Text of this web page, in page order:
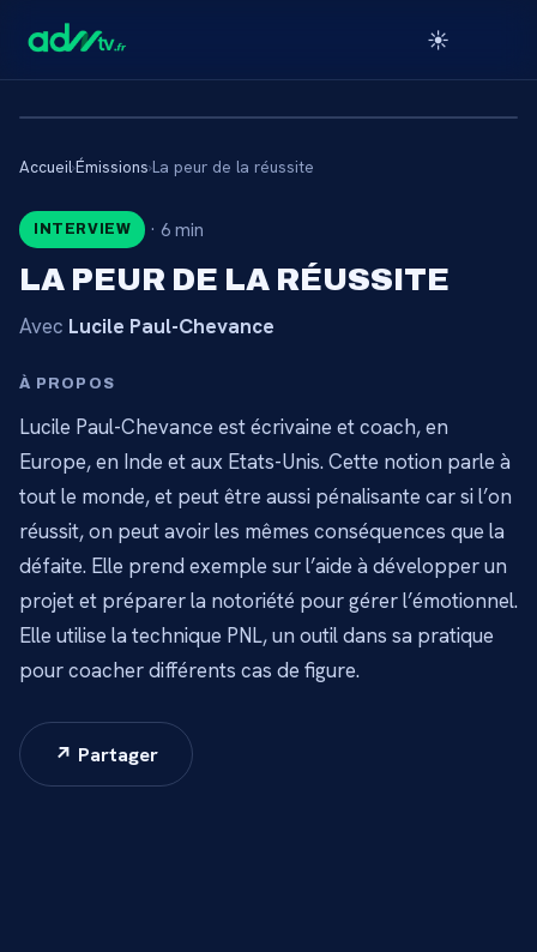
☀️
CONTENU RÉSERVÉ AUX
ABONNÉS
Connectez-vous via votre lien membre, ou
Débloquer l'accès →
Accueil›Émissions›La peur de la réussite
INTERVIEW ·6 min
LA PEUR DE LA RÉUSSITE
Avec Lucile Paul-Chevance
À PROPOS
Lucile Paul-Chevance est écrivaine et coach, en
Europe, en Inde et aux Etats-Unis. Cette notion parle à
tout le monde, et peut être aussi pénalisante car si l’on
réussit, on peut avoir les mêmes conséquences que la
défaite. Elle prend exemple sur l’aide à développer un
projet et préparer la notoriété pour gérer l’émotionnel.
Elle utilise la technique PNL, un outil dans sa pratique
pour coacher différents cas de figure.
↗ Partager